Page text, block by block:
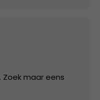
maar eens